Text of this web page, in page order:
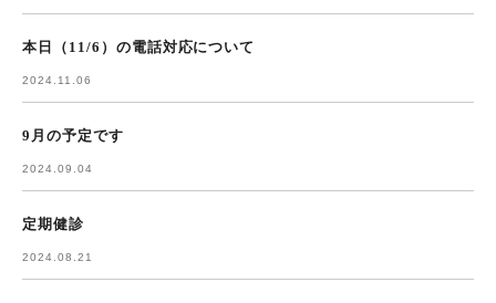
本日（11/6）の電話対応について
2024.11.06
9月の予定です
2024.09.04
定期健診
2024.08.21